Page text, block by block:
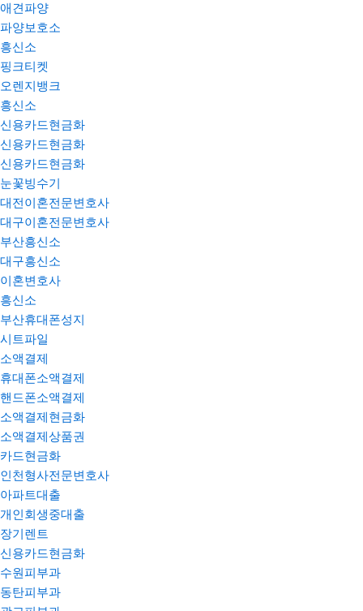
애견파양
파양보호소
흥신소
핑크티켓
오렌지뱅크
흥신소
신용카드현금화
신용카드현금화
신용카드현금화
눈꽃빙수기
대전이혼전문변호사
대구이혼전문변호사
부산흥신소
대구흥신소
이혼변호사
흥신소
부산휴대폰성지
시트파일
소액결제
휴대폰소액결제
핸드폰소액결제
소액결제현금화
소액결제상품권
카드현금화
인천형사전문변호사
아파트대출
개인회생중대출
장기렌트
신용카드현금화
수원피부과
동탄피부과